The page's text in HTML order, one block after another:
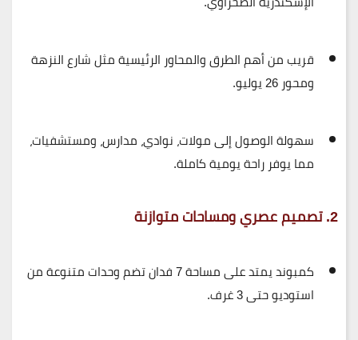
قريب من أهم الطرق والمحاور الرئيسية مثل شارع النزهة
ومحور 26 يوليو.
سهولة الوصول إلى مولات، نوادي، مدارس، ومستشفيات،
مما يوفر راحة يومية كاملة.
2. تصميم عصري ومساحات متوازنة
كمبوند يمتد على مساحة 7 فدان تضم وحدات متنوعة من
استوديو حتى 3 غرف.